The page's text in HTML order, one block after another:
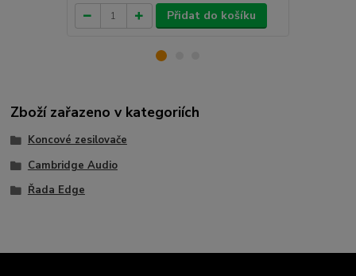
Přidat do košíku
Zboží zařazeno v kategoriích
Koncové zesilovače
Cambridge Audio
Řada Edge